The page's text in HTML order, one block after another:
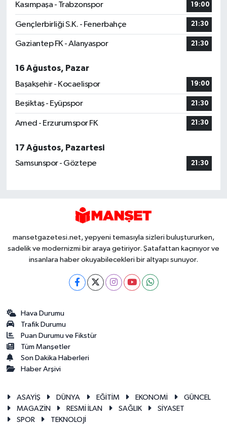
Kasımpaşa - Trabzonspor 19:00
Gençlerbirliği S.K. - Fenerbahçe 21:30
Gaziantep FK - Alanyaspor 21:30
16 Ağustos, Pazar
Başakşehir - Kocaelispor
19:00
Beşiktaş - Eyüpspor 21:30
Amed - Erzurumspor FK 21:30
17 Ağustos, Pazartesi
Samsunspor - Göztepe
21:30
mansetgazetesi.net, yepyeni temasıyla sizleri buluştururken,
sadelik ve modernizmi bir araya getiriyor. Şatafattan kaçınıyor ve
insanlara haber okuyabilecekleri bir altyapı sunuyor.
Hava Durumu
Trafik Durumu
Puan Durumu ve Fikstür
Tüm Manşetler
Son Dakika Haberleri
Haber Arşivi
ASAYİŞ DÜNYA EĞİTİM EKONOMİ
GÜNCEL
MAGAZİN
RESMİ İLAN SAĞLIK
SİYASET
SPOR
TEKNOLOJİ